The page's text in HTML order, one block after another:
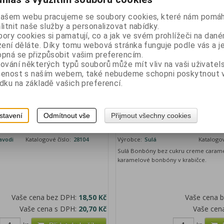
Přidat do košíku
ks
bonbony Grapefruit 75g
Katalogové číslo: 28104
Vaše cena bez DPH: 18,50 Kč
Vaše cena s DPH: 20,70 Kč
SULÁ - bonbony bez cukru 44g
CARAMEL
Výrobce: Sulá
Sulá Bonbóny bez cukru creme
karamelové bonbóny v krabičce.
Vaše cena
Vaše
webu pracujeme se soubory cookies, které nám
naše služby a personalizovat nabídky.
cookies si pamatují, co a jak ve svém prohlížeči na
děláte. Díky tomu webová stránka funguje podle vás a je
se přizpůsobit vašim preferencím.
některých typů souborů může mít vliv na vaši
s naším webem, také nebudeme schopni poskytnout
na základě vašich preferencí.
Odmítnout vše Přijmout všechny cookies